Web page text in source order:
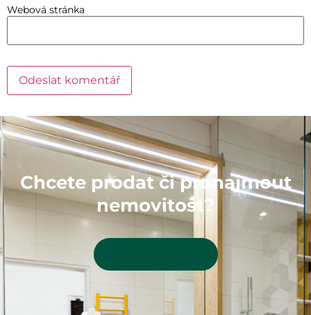
Webová stránka
Chcete prodat či pronajmout
nemovitost?